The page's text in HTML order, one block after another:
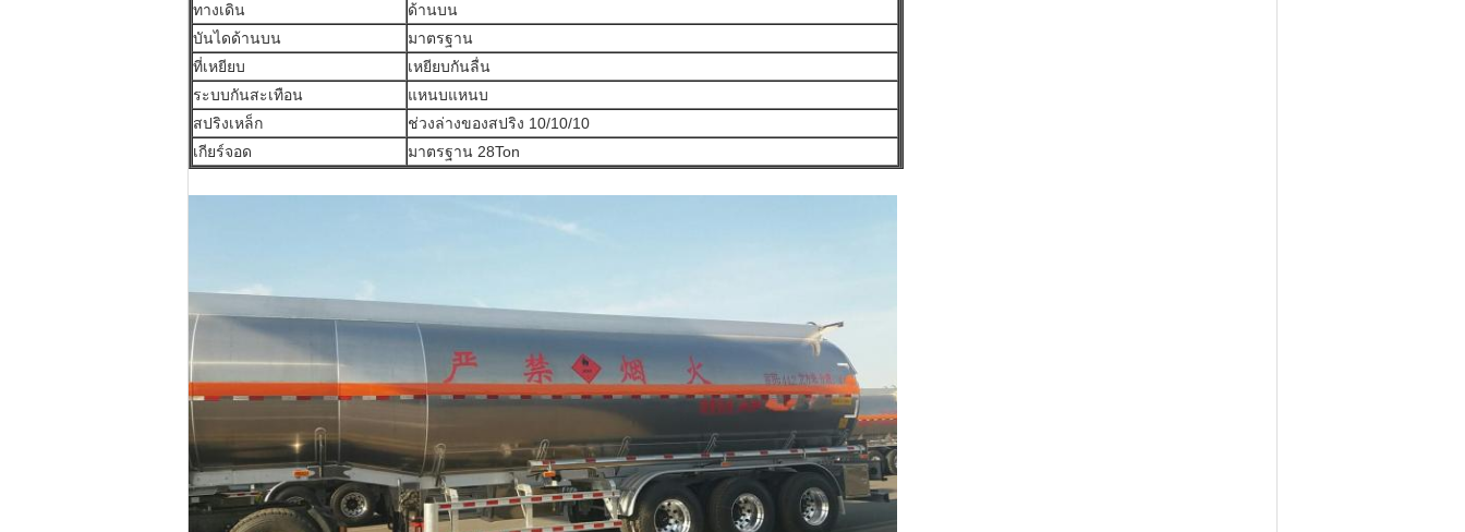
ทางเดิน
ด้านบน
บันไดด้านบน
มาตรฐาน
ที่เหยียบ
เหยียบกันลื่น
ระบบกันสะเทือน
แหนบแหนบ
สปริงเหล็ก
ช่วงล่างของสปริง 10/10/10
เกียร์จอด
มาตรฐาน 28Ton